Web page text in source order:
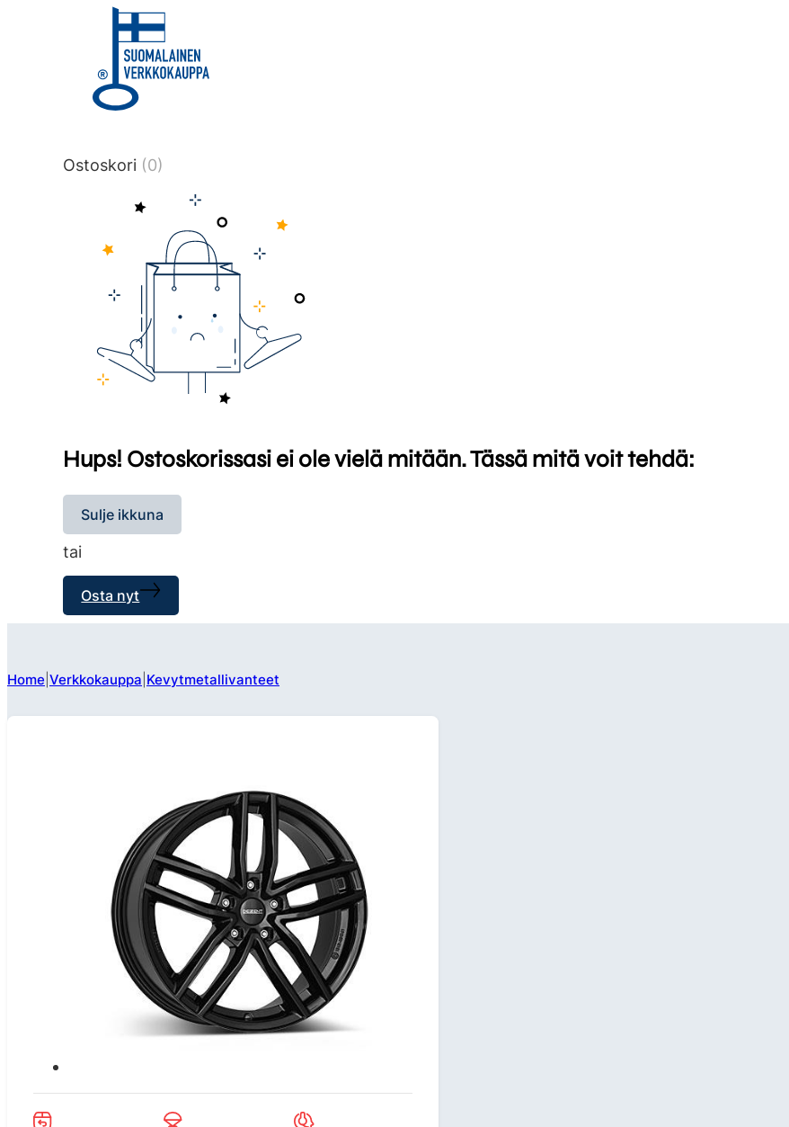
title or content.","post_type":
["product"],"ajax_loader_animation":"ripple","ajax_loader_selector":"#brxe-
tmlmvi","meta_query":
data-original-query-vars="[]" data-page="1" data-max-
Ostoskori (0)
Hups! Ostoskorissasi ei ole vielä mitään. Tässä mitä voit tehdä:
Sulje ikkuna
tai
Osta nyt
Home Verkkokauppa Kevytmetallivanteet